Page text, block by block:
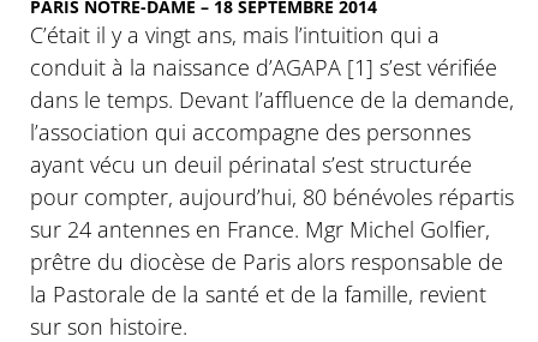
PARIS NOTRE-DAME – 18 SEPTEMBRE 2014
C’était il y a vingt ans, mais l’intuition qui a
conduit à la naissance d’AGAPA [1] s’est vérifiée
dans le temps. Devant l’affluence de la demande,
l’association qui accompagne des personnes
ayant vécu un deuil périnatal s’est structurée
pour compter, aujourd’hui, 80 bénévoles répartis
sur 24 antennes en France. Mgr Michel Golfier,
prêtre du diocèse de Paris alors responsable de
la Pastorale de la santé et de la famille, revient
sur son histoire.